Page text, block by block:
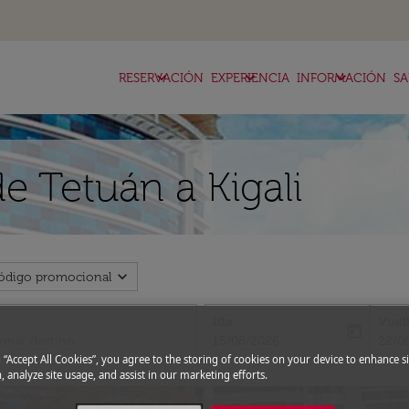
RESERVACIÓN
keyboard_arrow_down EXPERIENCIA
keyboard_arrow_down INFORMACIÓN
keyboard_arrow_down
Tetuán a Kigali
promocional expand_more
fc-
“Accept All Cookies”, you agree to the storing of cookies on your device to enhance
analyze site usage, and assist in our marketing efforts.